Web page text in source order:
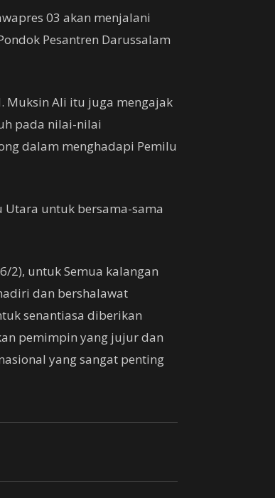
03 akan menjalani
Pesantren Darussalam
Muksin Ali itu juga mengajak
pada nilai-nilai
dalam menghadapi Pemilu
Utara untuk bersama-sama
2), untuk Semua kalangan
dan bershalawat
senantiasa diberikan
pemimpin yang jujur dan
yang sangat penting